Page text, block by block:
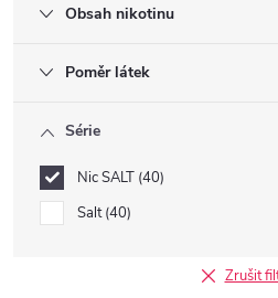
Obsah nikotinu
Poměr látek
Série
Nic SALT 40
Salt 40
Zrušit